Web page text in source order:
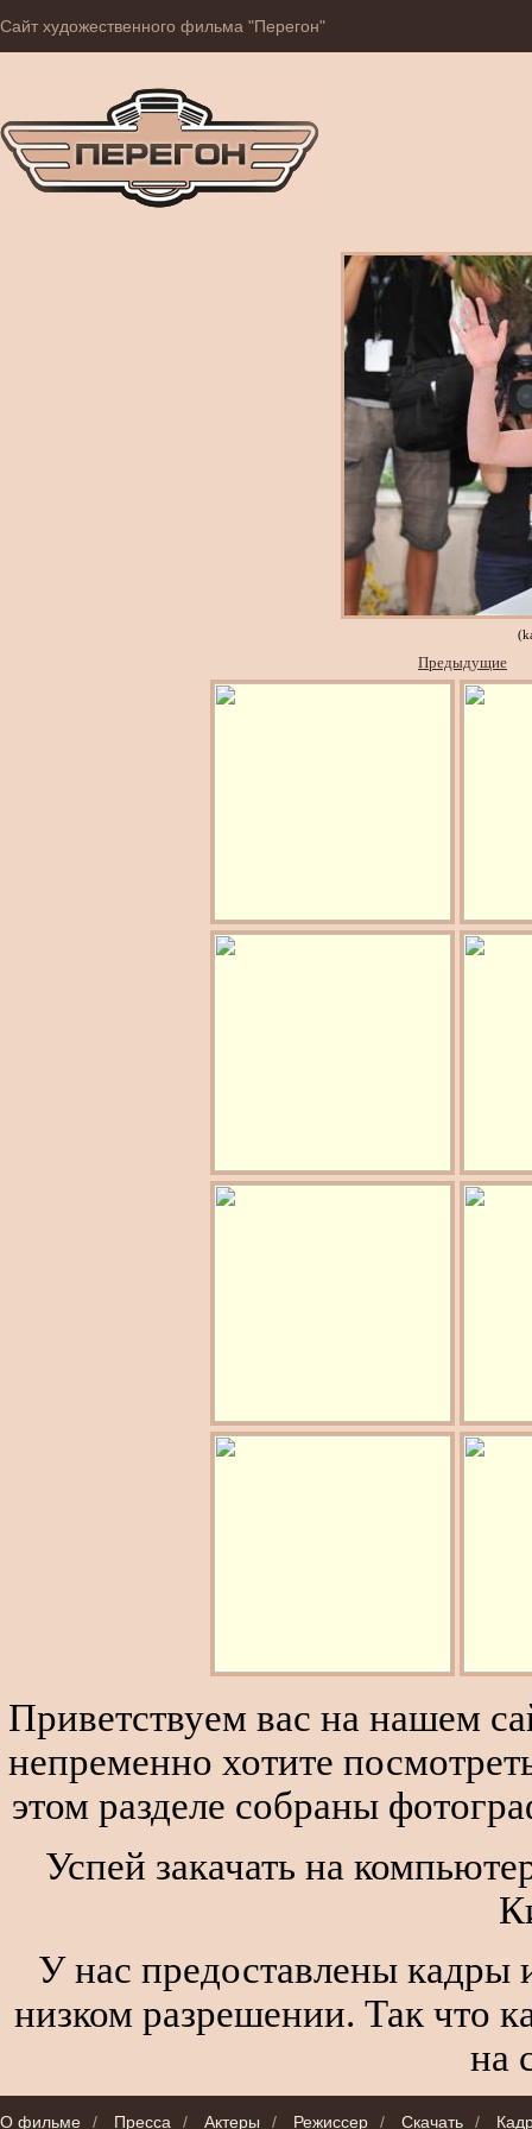
Сайт художественного фильма "Перегон"
Предыдущие
Приветствуем вас на нашем
непременно хотите
этом разделе собраны
Успей закачать на
У нас предоставлены кадры
низком разрешении. Так что
на
О фильме / Пресса / Актеры / Режиссер / Скачать /